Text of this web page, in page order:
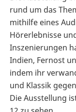
rund um das
mithilfe eines
Hörerlebnisse
Inszenierungen
Indien, Fernost
indem ihr
und Klassik
Die Ausstellung